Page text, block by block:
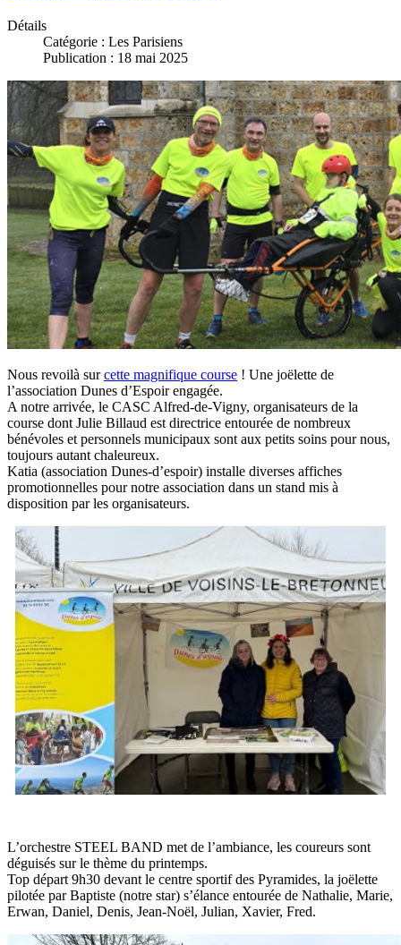
Détails
Catégorie : Les Parisiens
Publication : 18 mai 2025
Nous revoilà surcette magnifique course ! Une joëlette de
l’association Dunes d’Espoir engagée.
A notre arrivée, le CASC Alfred-de-Vigny, organisateurs de la
course dont Julie Billaud est directrice entourée de nombreux
bénévoles et personnels municipaux sont aux petits soins pour nous,
toujours autant chaleureux.
Katia (association Dunes-d’espoir) installe diverses affiches
promotionnelles pour notre association dans un stand mis à
disposition par les organisateurs.
L’orchestre STEEL BAND met de l’ambiance, les coureurs sont
déguisés sur le thème du printemps.
Top départ 9h30 devant le centre sportif des Pyramides, la joëlette
pilotée par Baptiste (notre star) s’élance entourée de Nathalie, Marie,
Erwan, Daniel, Denis, Jean-Noël, Julian, Xavier, Fred.